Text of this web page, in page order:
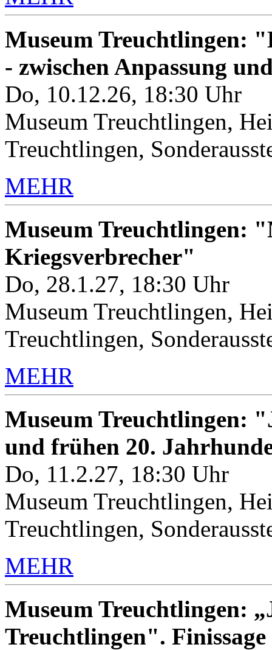
Museum Treuchtlingen:
- zwischen Anpassung
Do, 10.12.26, 18:30 Uhr
Museum Treuchtlingen,
Treuchtlingen,
MEHR
Museum Treuchtlingen:
Kriegsverbrecher"
Do, 28.1.27, 18:30 Uhr
Museum Treuchtlingen,
Treuchtlingen,
MEHR
Museum Treuchtlingen:
und frühen 20.
Do, 11.2.27, 18:30 Uhr
Museum Treuchtlingen,
Treuchtlingen,
MEHR
Museum Treuchtlingen:
Treuchtlingen". Finissage